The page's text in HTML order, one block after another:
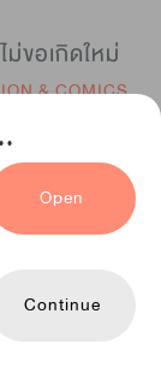
Open
Continue
ขอเกิดใหม่
& COMICS
งก์